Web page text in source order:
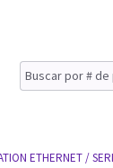
ETHERNET /